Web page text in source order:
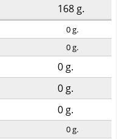
168 g.
0g.
0g.
0 g.
0 g.
0 g.
0g.